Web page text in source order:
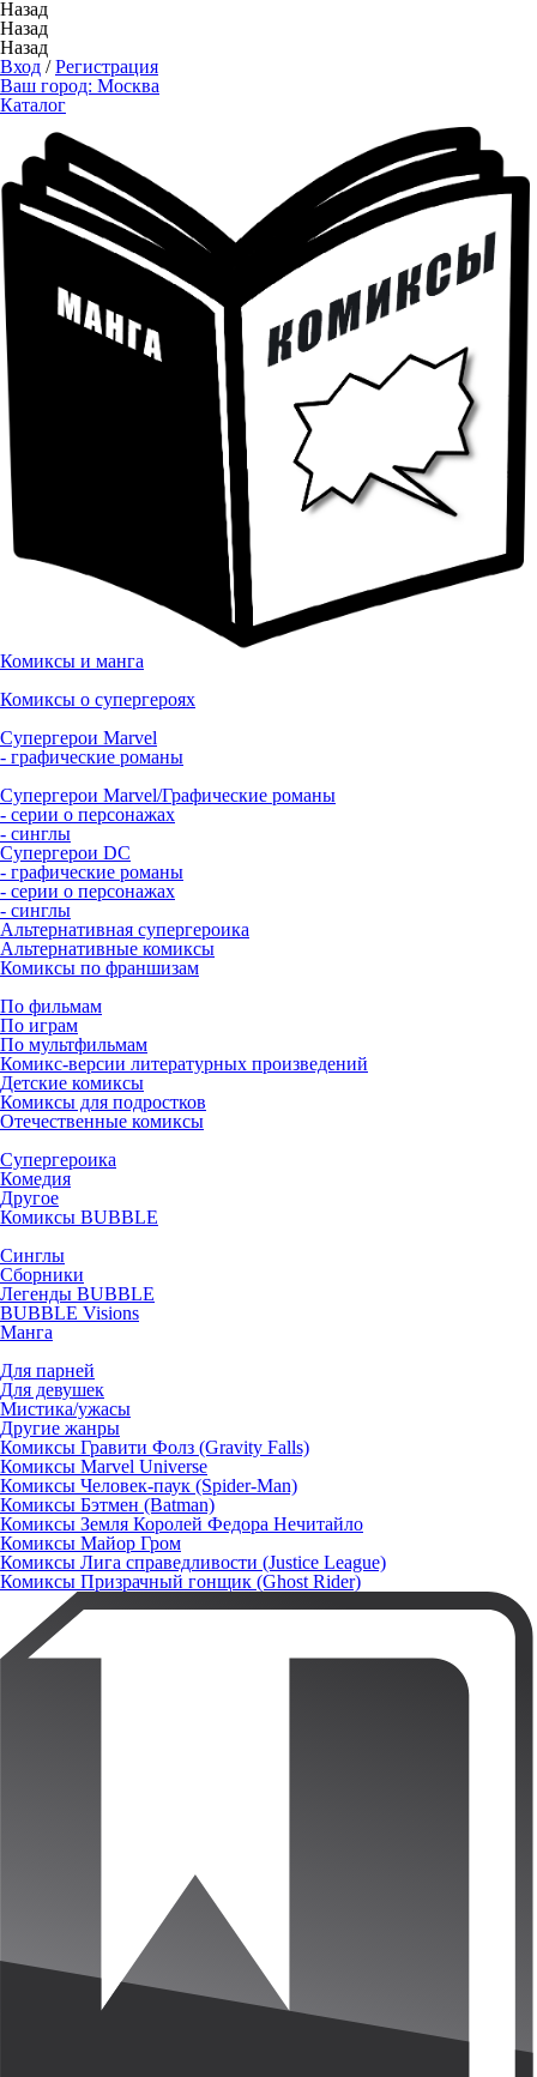
Назад
Назад
Назад
Вход /Регистрация
Ваш город: Москва
Каталог
Комиксы и манга
Комиксы о супергероях
Супергерои Marvel
- графические романы
Супергерои Marvel/Графические романы
- серии о персонажах
- синглы
Супергерои DC
- графические романы
- серии о персонажах
- синглы
Альтернативная супергероика
Альтернативные комиксы
Комиксы по франшизам
По фильмам
По играм
По мультфильмам
Комикс-версии литературных произведений
Детские комиксы
Комиксы для подростков
Отечественные комиксы
Супергероика
Комедия
Другое
Комиксы BUBBLE
Синглы
Сборники
Легенды BUBBLE
BUBBLE Visions
Манга
Для парней
Для девушек
Мистика/ужасы
Другие жанры
Комиксы Гравити Фолз (Gravity Falls)
Комиксы Marvel Universe
Комиксы Человек-паук (Spider-Man)
Комиксы Бэтмен (Batman)
Комиксы Земля Королей Федора Нечитайло
Комиксы Майор Гром
Комиксы Лига справедливости (Justice League)
Комиксы Призрачный гонщик (Ghost Rider)